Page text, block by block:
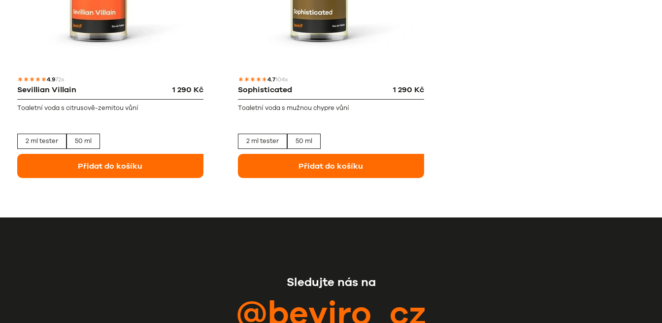
4.972x
Sevillian Villain 1 290 Kč
Toaletní voda s citrusově-zemitou vůní
2 ml tester 50 ml
Přidat do košíku
4.7104x
Sophisticated 1 290 Kč
Toaletní voda s mužnou chypre vůní
2 ml tester 50 ml
Přidat do košíku
Sledujte nás na
@beviro_cz